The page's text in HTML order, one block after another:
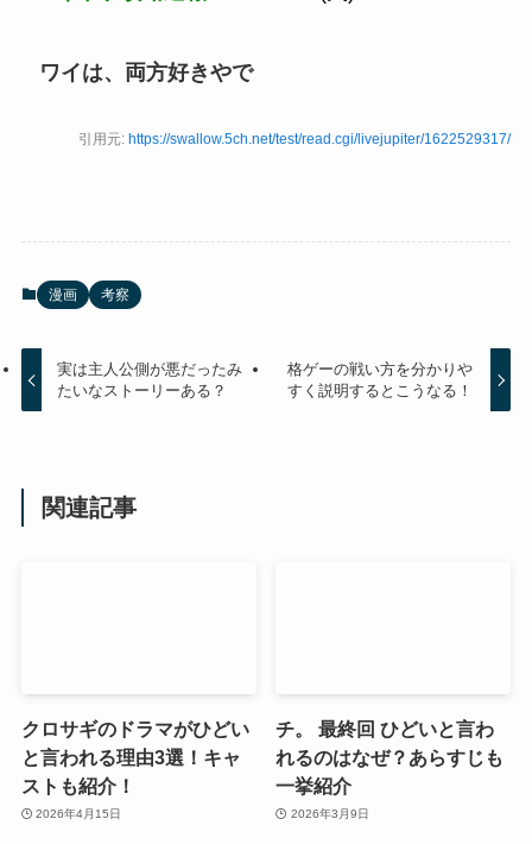
ワイは、両方好きやで
引用元: https://swallow.5ch.net/test/read.cgi/livejupiter/1622529317/
漫画 考察
実は主人公側が悪だったみ
たいなストーリーある？
格ゲーの戦い方を分かりや
すく説明するとこうなる！
関連記事
クロサギのドラマがひどい
と言われる理由3選！キャ
ストも紹介！
2026年4月15日
チ。 最終回 ひどいと言わ
れるのはなぜ？あらすじも
一挙紹介
2026年3月9日